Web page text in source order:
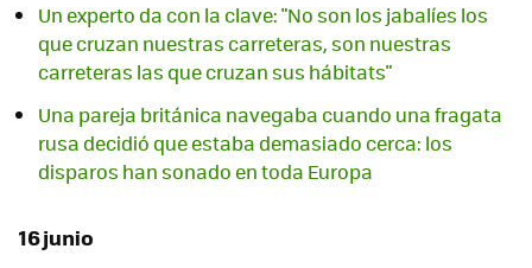
Un experto da con la clave: "No son los jabalíes los
que cruzan nuestras carreteras, son nuestras
carreteras las que cruzan sus hábitats"
Una pareja británica navegaba cuando una fragata
rusa decidió que estaba demasiado cerca: los
disparos han sonado en toda Europa
16 junio